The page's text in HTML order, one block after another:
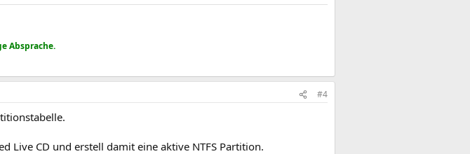
Absprache.
#4
Live CD und erstell damit eine aktive NTFS Partition.